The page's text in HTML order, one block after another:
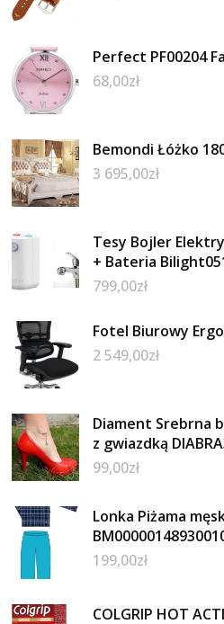
Perfect PF00204
68,00zł
Bemondi Łóżko
3 695,00zł
Tesy Bojler
+ Bateria
799,00zł
Fotel Biurowy
2 549,00zł
Diament Srebrna
z gwiazdką
99,00zł
Lonka Piżama
199,00zł
COLGRIP HOT